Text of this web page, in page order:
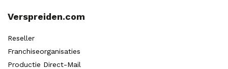
Verspreiden.com
Reseller
Franchiseorganisaties
Productie Direct-Mail